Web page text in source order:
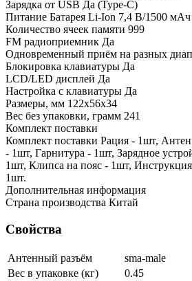
Зарядка от USB Да (Type-C)
Питание Батарея Li-Ion 7,4 В/1500 мАч
Количество ячеек памяти 999
FM радиоприемник Да
Одновременный приём на разных
Блокировка клавиатуры Да
LCD/LED дисплей Да
Настройка с клавиатуры Да
Размеры, мм 122x56x34
Вес без упаковки, грамм 241
Комплект поставки
Комплект поставки Рация - 1шт,
- 1шт, Гарнитура - 1шт, Зарядное
1шт, Клипса на пояс - 1шт,
1шт.
Дополнительная информация
Страна производства Китай
Свойства
Антенный разъём
sma-male
Вес в упаковке (кг)
0.45